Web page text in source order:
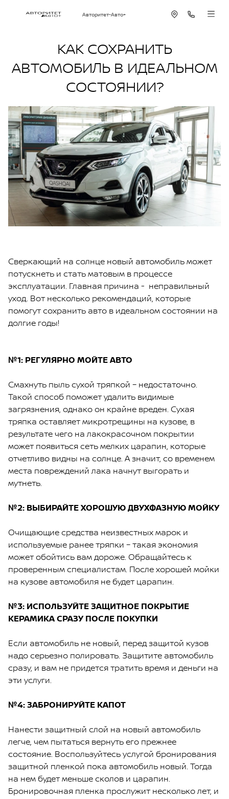
Авторитет-Авто+
КАК СОХРАНИТЬ
АВТОМОБИЛЬ В ИДЕАЛЬНОМ
СОСТОЯНИИ?
Сверкающий на солнце новый автомобиль может
потускнеть и стать матовым в процессе
эксплуатации. Главная причина - неправильный
уход. Вот несколько рекомендаций, которые
помогут сохранить авто в идеальном состоянии на
долгие годы!
№1: РЕГУЛЯРНО МОЙТЕ АВТО
Смахнуть пыль сухой тряпкой – недостаточно.
Такой способ поможет удалить видимые
загрязнения, однако он крайне вреден. Сухая
тряпка оставляет микротрещины на кузове, в
результате чего на лакокрасочном покрытии
может появиться сеть мелких царапин, которые
отчетливо видны на солнце. А значит, со временем
места повреждений лака начнут выгорать и
мутнеть.
№2: ВЫБИРАЙТЕ ХОРОШУЮ ДВУХФАЗНУЮ МОЙКУ
Очищающие средства неизвестных марок и
используемые ранее тряпки – такая экономия
может обойтись вам дороже. Обращайтесь к
проверенным специалистам. После хорошей мойки
на кузове автомобиля не будет царапин.
№3: ИСПОЛЬЗУЙТЕ ЗАЩИТНОЕ ПОКРЫТИЕ
КЕРАМИКА СРАЗУ ПОСЛЕ ПОКУПКИ
Если автомобиль не новый, перед защитой кузов
надо серьезно полировать. Защитите автомобиль
сразу, и вам не придется тратить время и деньги на
эти услуги.
№4: ЗАБРОНИРУЙТЕ КАПОТ
Нанести защитный слой на новый автомобиль
легче, чем пытаться вернуть его прежнее
состояние. Воспользуйтесь услугой бронирования
защитной пленкой пока автомобиль новый. Тогда
на нем будет меньше сколов и царапин.
Бронировочная пленка прослужит несколько лет, и